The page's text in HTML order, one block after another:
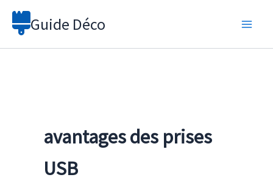
Aller
Guide Déco
avantages des prises
USB